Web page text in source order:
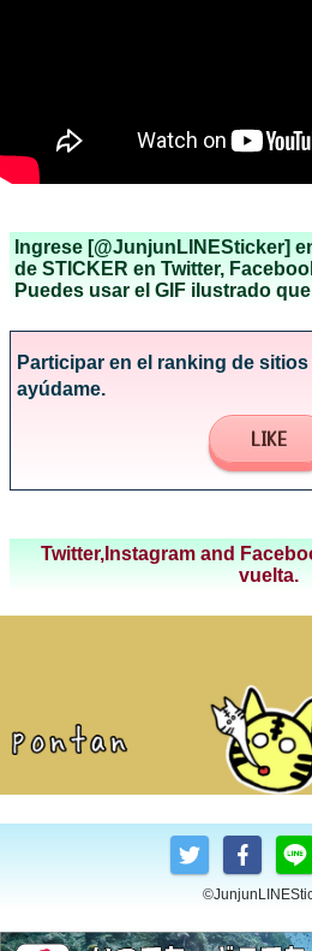
Ingrese [@JunjunLINESticker]
de STICKER en Twitter,
Puedes usar el GIF ilustrado
Participar en el ranking de
ayúdame.
LIKE
Twitter,Instagram and
vuelta.